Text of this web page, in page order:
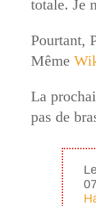
totale. Je
Pourtant,
Même
La
pas de